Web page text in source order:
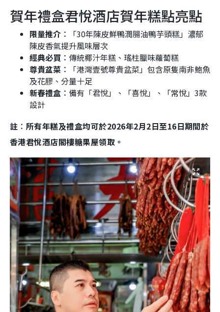
賀年禮盒君悅酒店賀年糕點亮點
限量推介︰
「30年陳皮鮮鴨潤腸油鴨芋頭糕」濃郁
陳皮香氣提升風味層次
經典必買︰ 傳統椰汁年糕、瑤柱臘味蘿蔔糕
尊貴盆菜︰
「港灣壹號尊貴盆菜」包含原隻南非鮑魚
及花膠、分量十足
新春禮盒︰ 備有「君悅」、「喜悅」、「常悅」3款
設計
註︰所有年糕及禮盒均可於2026年2月2日至16日期間於
香港君悅酒店閣樓糖果屋領取。